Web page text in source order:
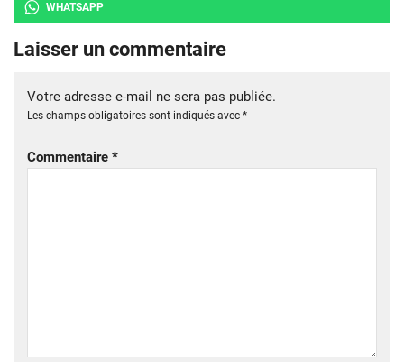
WHATSAPP
Laisser un commentaire
Votre adresse e-mail ne sera pas publiée.
Les champs obligatoires sont indiqués avec *
Commentaire *